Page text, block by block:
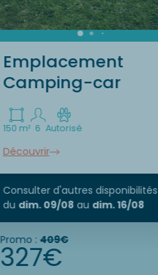
Emplacement
Camping-car
150 m² 6 Autorisé
Découvrir
Consulter d'autres disponibilités
du dim. 09/08 au dim. 16/08
Promo :409€
327€